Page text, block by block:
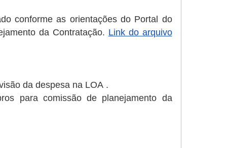
conforme as orientações do Portal do
da Contratação. Link do arquivo
da despesa na LOA .
para comissão de planejamento da